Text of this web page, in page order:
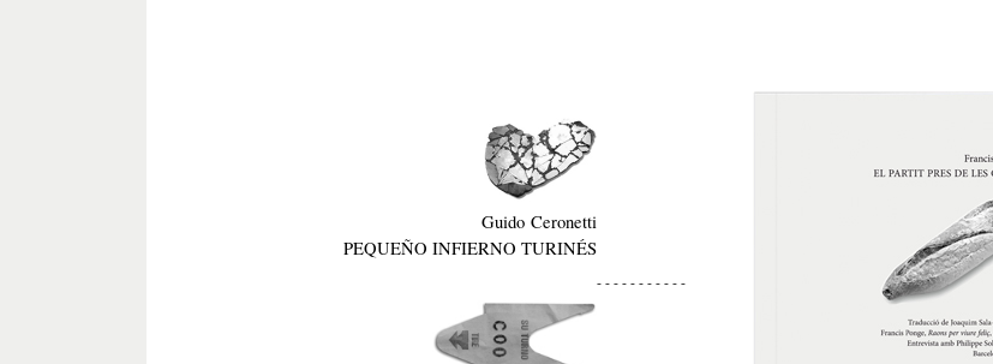
Guido Ceronetti
PEQUEÑO INFIERNO TURINÉS
- - - - - - - - - - -